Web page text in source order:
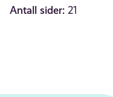
Antall sider: 21